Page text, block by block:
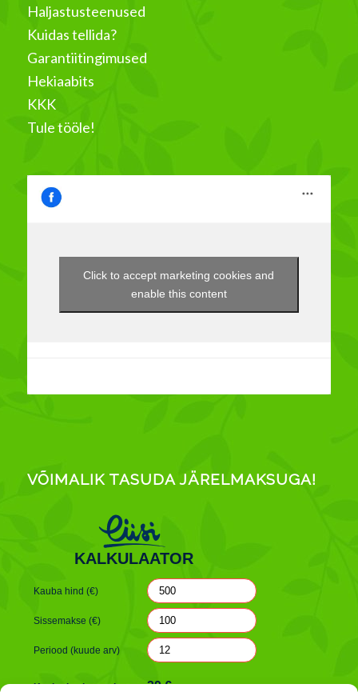
Haljastusteenused
Kuidas tellida?
Garantiitingimused
Hekiaabits
KKK
Tule tööle!
Click to accept marketing cookies and
enable this content
VÕIMALIK TASUDA JÄRELMAKSUGA!